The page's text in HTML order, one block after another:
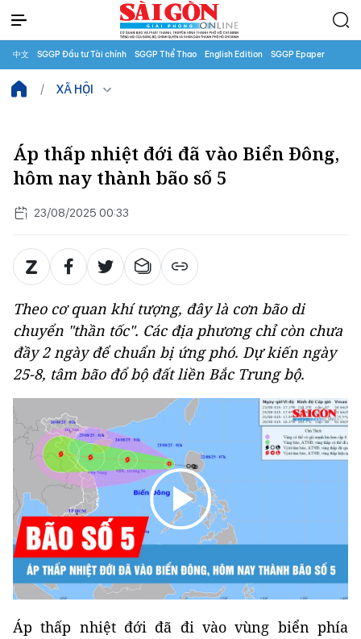
中文 SGGP Đầu tư Tài chính SGGP Thể Thao English Edition SGGP Epaper
XÃ HỘI
Áp thấp nhiệt đới đã vào Biển Đông,
hôm nay thành bão số 5
23/08/2025 00:33
Theo cơ quan khí tượng, đây là cơn bão di
chuyển "thần tốc". Các địa phương chỉ còn chưa
đầy 2 ngày để chuẩn bị ứng phó. Dự kiến ngày
25-8, tâm bão đổ bộ đất liền Bắc Trung bộ.
Áp thấp nhiệt đới đã đi vào vùng biển phía